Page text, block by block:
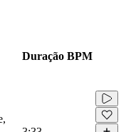
Duração BPM